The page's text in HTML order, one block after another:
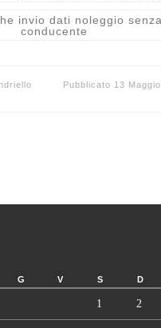
invio dati noleggio senza
conducente
Pubblicato 13
G V S D
1 2